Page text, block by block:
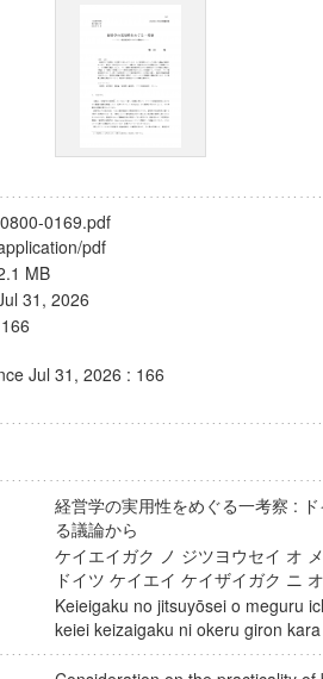
0169.pdf
pdf
MB
31, 2026
Jul 31, 2026 : 166
経営学の実用性をめぐる一考察 :
る議論から
ケイエイガク ノ ジツヨウセイ オ
ドイツ ケイエイ ケイザイガク ニ
Keieigaku no jitsuyōsei o meguru
keiei keizaigaku ni okeru giron